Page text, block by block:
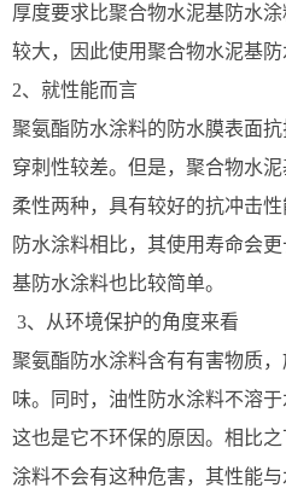
厚度要求比聚合物水泥基防水
较大，因此使用聚合物水泥基防
2、就性能而言
聚氨酯防水涂料的防水膜表面
穿刺性较差。但是，聚合物水
柔性两种，具有较好的抗冲击
防水涂料相比，其使用寿命会
基防水涂料也比较简单。
3、从环境保护的角度来看
聚氨酯防水涂料含有有害物质
味。同时，油性防水涂料不溶
这也是它不环保的原因。相比
涂料不会有这种危害，其性能与